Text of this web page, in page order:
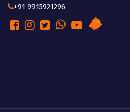
+91 9915921296